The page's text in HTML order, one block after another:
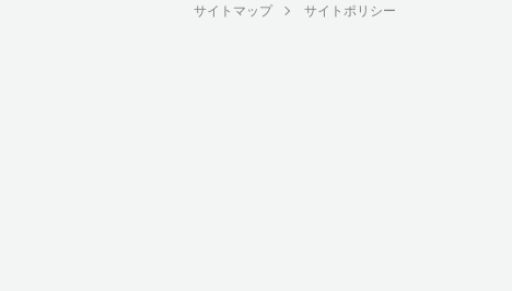
サイトマップ サイトポリシー